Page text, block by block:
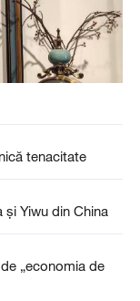
tenacitate
Yiwu din China
„economia de